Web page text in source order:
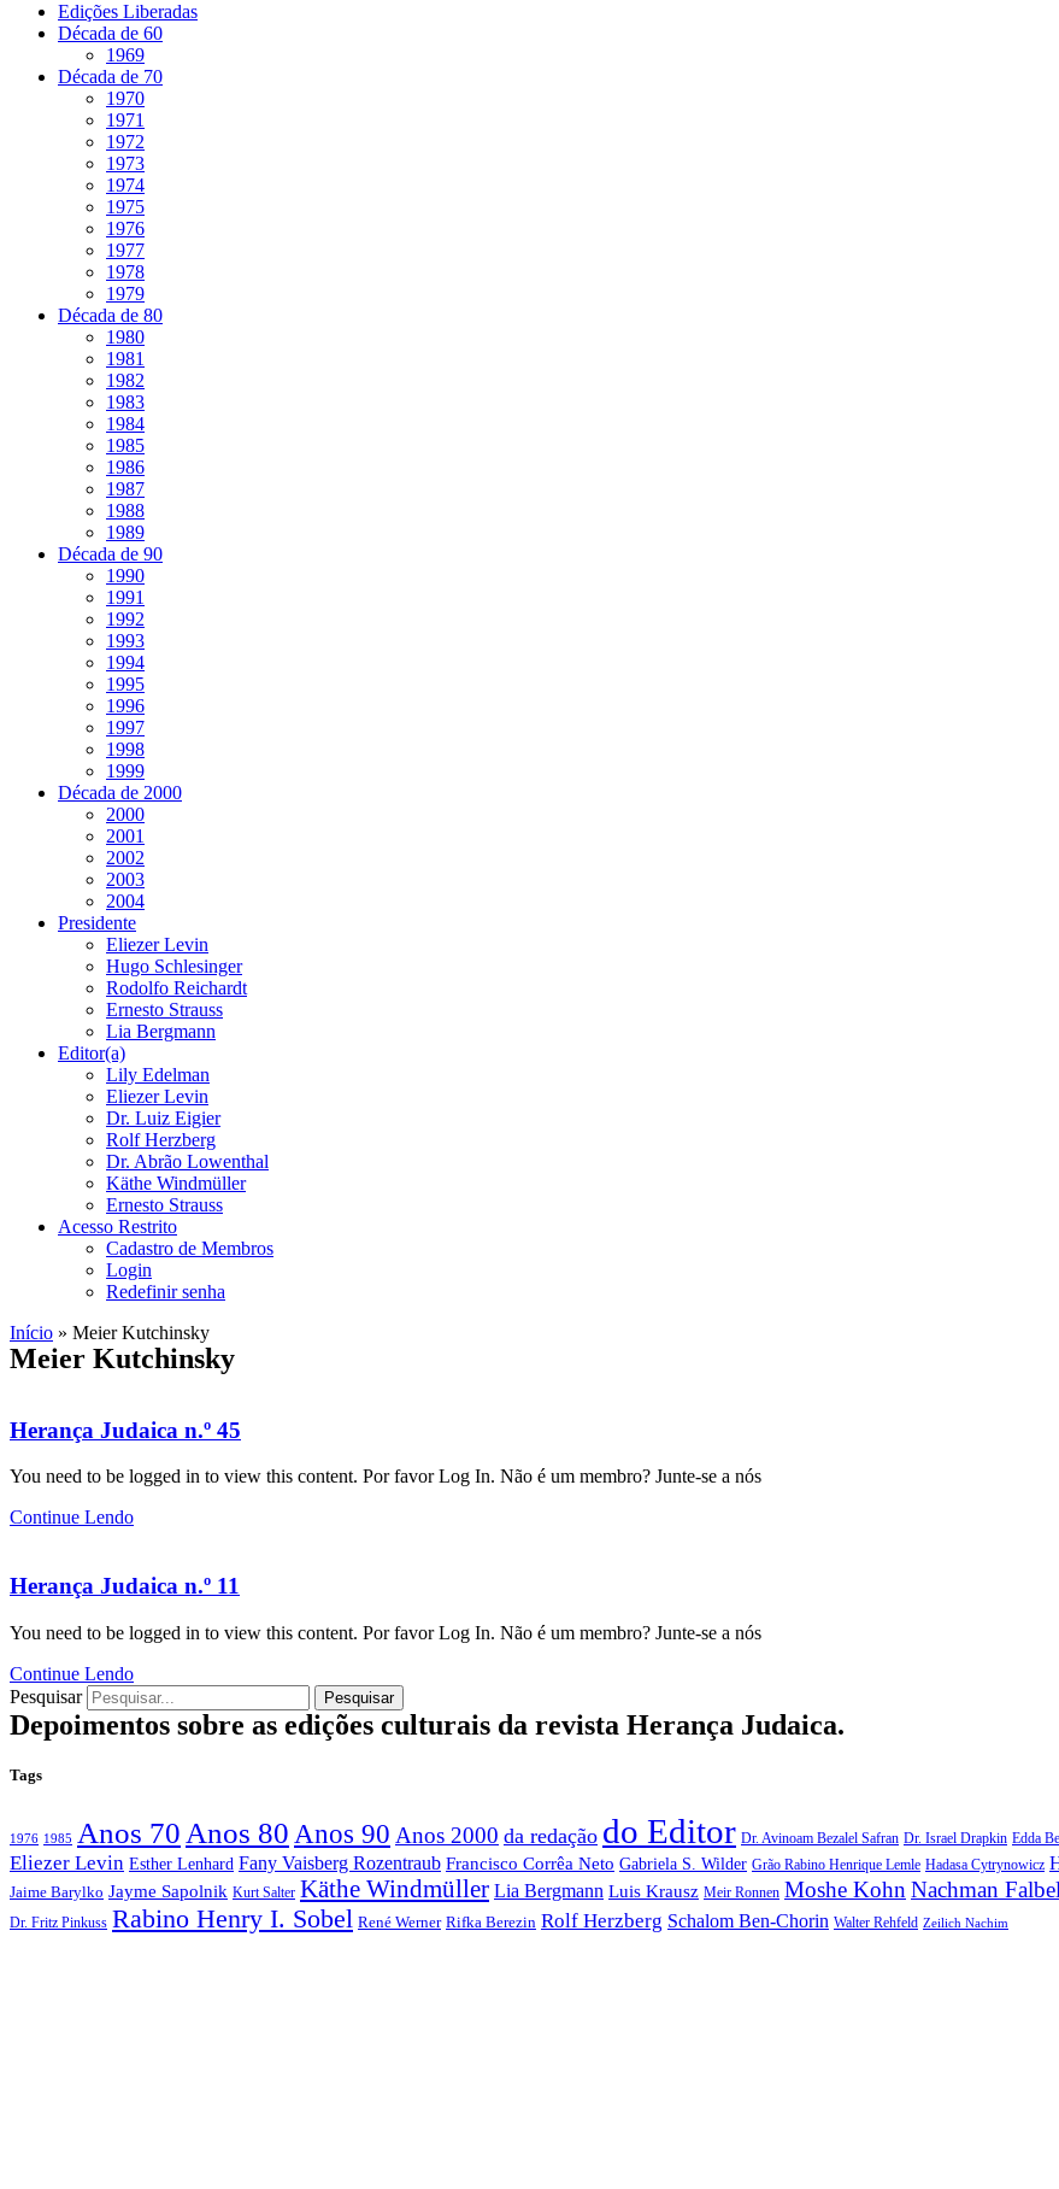
Edições Liberadas
Década de 60
1969
Década de 70
1970
1971
1972
1973
1974
1975
1976
1977
1978
1979
Década de 80
1980
1981
1982
1983
1984
1985
1986
1987
1988
1989
Década de 90
1990
1991
1992
1993
1994
1995
1996
1997
1998
1999
Década de 2000
2000
2001
2002
2003
2004
Presidente
Eliezer Levin
Hugo Schlesinger
Rodolfo Reichardt
Ernesto Strauss
Lia Bergmann
Editor(a)
Lily Edelman
Eliezer Levin
Dr. Luiz Eigier
Rolf Herzberg
Dr. Abrão Lowenthal
Käthe Windmüller
Ernesto Strauss
Acesso Restrito
Cadastro de Membros
Login
Redefinir senha
Início » Meier Kutchinsky
Meier Kutchinsky
Herança Judaica n.º 45
You need to be logged in to view this content. Por favor Log In. Não é um membro? Junte-se a nós
Continue Lendo
Herança Judaica n.º 11
You need to be logged in to view this content. Por favor Log In. Não é um membro? Junte-se a nós
Continue Lendo
Pesquisar
Pesquisar
Depoimentos sobre as edições culturais da revista Herança Judaica.
Tags
1976 1985 Anos 70 Anos 80Anos 90 Anos 2000 da redação do Editor Dr. Avinoam Bezalel Safran Dr. Israel Drapkin Edda
Eliezer Levin Esther Lenhard Fany Vaisberg Rozentraub Francisco Corrêa Neto Gabriela S. Wilder Grão Rabino Henrique Lemle Hadasa Cytrynowicz
Jaime Barylko Jayme Sapolnik Kurt Salter Käthe Windmüller Lia Bergmann Luis Krausz Meir Ronnen Moshe KohnNachman
Dr. Fritz Pinkuss Rabino Henry I. Sobel René Werner Rifka Berezin Rolf Herzberg Schalom Ben-Chorin Walter Rehfeld Zeilich Nachim